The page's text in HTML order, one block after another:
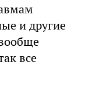
и другие
все